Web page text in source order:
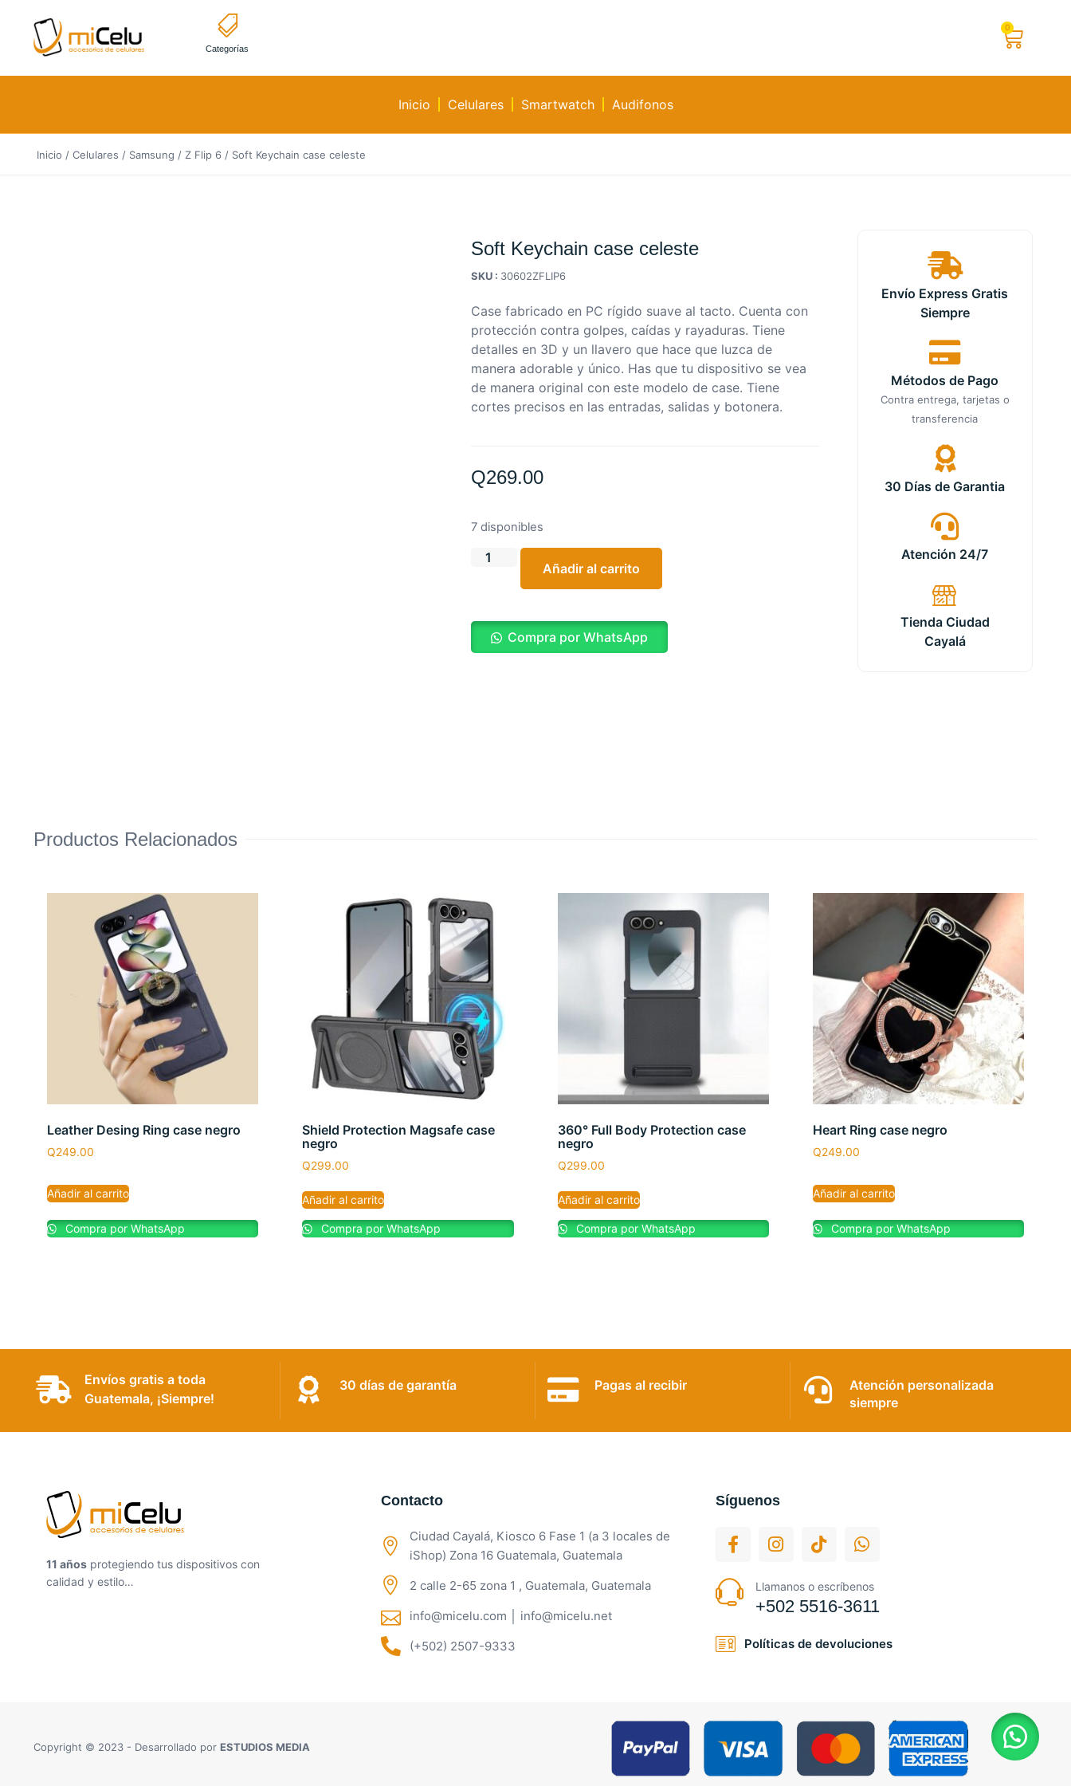
Categorías
0
Inicio Celulares Smartwatch Audifonos
Inicio / Celulares / Samsung / Z Flip 6 / Soft Keychain case celeste
Soft Keychain case celeste
SKU : 30602ZFLIP6
Case fabricado en PC rígido suave al tacto. Cuenta con
protección contra golpes, caídas y rayaduras. Tiene
detalles en 3D y un llavero que hace que luzca de
manera adorable y único. Has que tu dispositivo se vea
de manera original con este modelo de case. Tiene
cortes precisos en las entradas, salidas y botonera.
Q269.00
7 disponibles
Añadir al carrito
Compra por WhatsApp
Envío Express Gratis
Siempre
Métodos de Pago
Contra entrega, tarjetas o
transferencia
30 Días de Garantia
Atención 24/7
Tienda Ciudad
Cayalá
Productos Relacionados
Leather Desing Ring case negro
Q249.00
Añadir al carrito
Compra por WhatsApp
Shield Protection Magsafe case
negro
Q299.00
Añadir al carrito
Compra por WhatsApp
360° Full Body Protection case
negro
Q299.00
Añadir al carrito
Compra por WhatsApp
Heart Ring case negro
Q249.00
Añadir al carrito
Compra por WhatsApp
Envíos gratis a toda
Guatemala, ¡Siempre!
30 días de garantía Pagas al recibir
Atención personalizada
siempre
11 años protegiendo tus dispositivos con
calidad y estilo…
Contacto
Ciudad Cayalá, Kiosco 6 Fase 1 (a 3 locales de
iShop) Zona 16 Guatemala, Guatemala
2 calle 2-65 zona 1 , Guatemala, Guatemala
info@micelu.com │ info@micelu.net
(+502) 2507-9333
Síguenos
Llamanos o escríbenos
+502 5516-3611
Políticas de devoluciones
Copyright © 2023 - Desarrollado por ESTUDIOS MEDIA